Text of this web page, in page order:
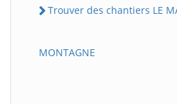
Trouver des chantiers LE
MONTAGNE